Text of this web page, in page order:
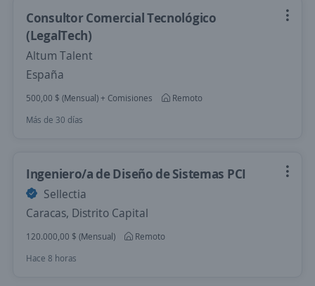
Consultor Comercial Tecnológico
(LegalTech)
Altum Talent
España
500,00 $ (Mensual) + Comisiones
Remoto
Más de 30 días
Ingeniero/a de Diseño de Sistemas PCI
Sellectia
Caracas, Distrito Capital
120.000,00 $ (Mensual)
Remoto
Hace 8 horas